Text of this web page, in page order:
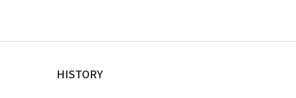
HISTORY